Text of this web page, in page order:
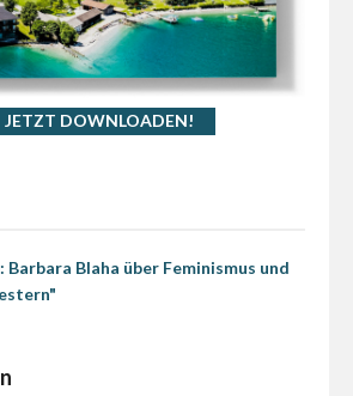
JETZT DOWNLOADEN!
Blaha über Feminismus und